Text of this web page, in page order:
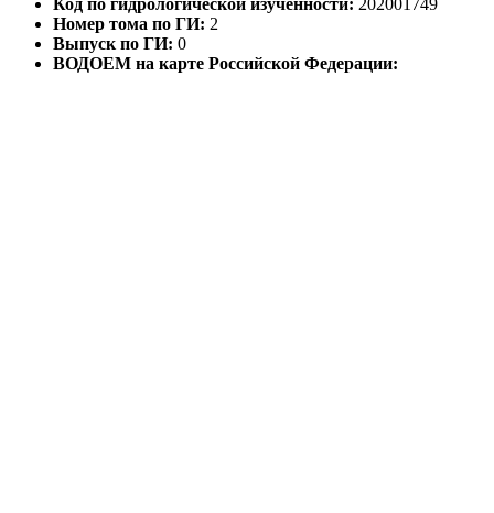
Код по гидрологической изученности: 202001749
Номер тома по ГИ: 2
Выпуск по ГИ: 0
ВОДОЕМ на карте Российской Федерации: